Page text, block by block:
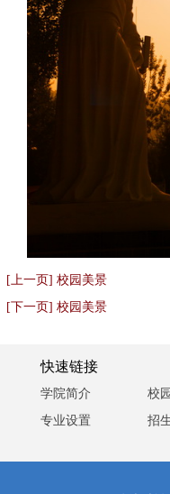
[上一页] 校园美景
[下一页] 校园美景
快速链接
学院简介 校
专业设置
招